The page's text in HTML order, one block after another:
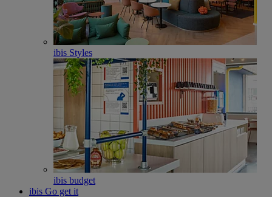
ibis Styles
ibis budget
ibis Go get it